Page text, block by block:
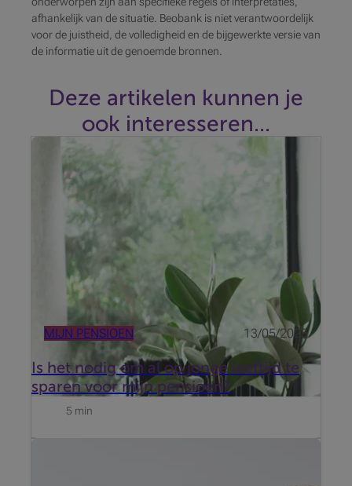
afhankelijk van de situatie. Beobank is niet verantwoordelijk
voor de juistheid, de volledigheid en de bijgewerkte versie van
de informatie uit de genoemde bronnen.
Deze artikelen kunnen je
ook interesseren...
MIJN PENSIOEN 13/05/2025
Is het nodig om al op jonge leeftijd te
sparen voor mijn pensioen?
Denkt u dat het nutteloos is om voor uw veertigste
met pensioensparen te beginnen?Think again: hoe
eerder u begint, hoe makkelijker het is om een
aanzienlijk kapitaal op te bouwen, zodat u uw
levenskwaliteit kan behouden t...
5 min